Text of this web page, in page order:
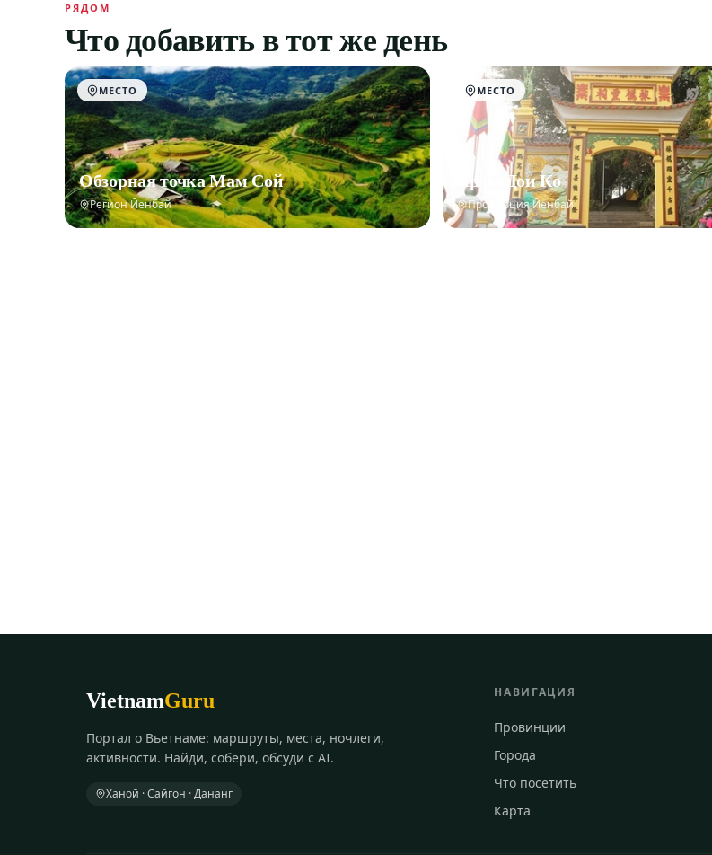
РЯДОМ
Что добавить в тот же день
МЕСТО
Обзорная точка Мам Сой
Регион Йенбай
МЕСТО
Храм Дои Ко
Провинция Йенбай
VietnamGuru
Портал о Вьетнаме: маршруты, места, ночлеги,
активности. Найди, собери, обсуди с AI.
Ханой · Сайгон · Дананг
НАВИГАЦИЯ
Провинции
Города
Что посетить
Карта